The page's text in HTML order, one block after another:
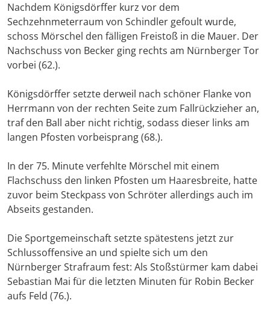
Nachdem Königsdörffer kurz vor dem
Sechzehnmeterraum von Schindler gefoult wurde,
schoss Mörschel den fälligen Freistoß in die Mauer. Der
Nachschuss von Becker ging rechts am Nürnberger Tor
vorbei (62.).
Königsdörffer setzte derweil nach schöner Flanke von
Herrmann von der rechten Seite zum Fallrückzieher an,
traf den Ball aber nicht richtig, sodass dieser links am
langen Pfosten vorbeisprang (68.).
In der 75. Minute verfehlte Mörschel mit einem
Flachschuss den linken Pfosten um Haaresbreite, hatte
zuvor beim Steckpass von Schröter allerdings auch im
Abseits gestanden.
Die Sportgemeinschaft setzte spätestens jetzt zur
Schlussoffensive an und spielte sich um den
Nürnberger Strafraum fest: Als Stoßstürmer kam dabei
Sebastian Mai für die letzten Minuten für Robin Becker
aufs Feld (76.).